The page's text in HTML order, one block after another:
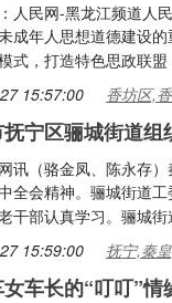
人民网-黑龙江频道人
成年人思想道德建设
式，打造特色思政联
15:57:00 香坊区,
宁区骊城街道
讯（骆金凤、陈永存
全会精神。骊城街道
干部认真学习。骊城
15:59:00 抚宁,秦
车长的“叮叮”情